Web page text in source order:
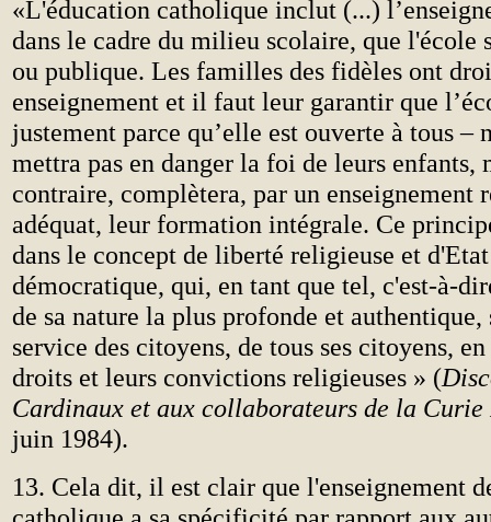
«L'éducation catholique inclut (...)
dans le cadre du milieu scolaire, que l'école
ou publique. Les familles des fidèles ont
enseignement et il faut leur garantir que
justement parce qu’elle est ouverte à tous –
mettra pas en danger la foi de leurs enfants,
contraire, complètera, par un enseignement
adéquat, leur formation intégrale. Ce
dans le concept de liberté religieuse et
démocratique, qui, en tant que tel, c'est-à-
de sa nature la plus profonde et authentique,
service des citoyens, de tous ses citoyens,
droits et leurs convictions religieuses » (
Cardinaux et aux collaborateurs de la Curie
juin 1984).
13. Cela dit, il est clair que l'enseignement